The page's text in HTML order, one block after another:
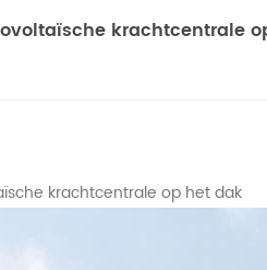
krachtcentrale
krachtcentrale op het dak